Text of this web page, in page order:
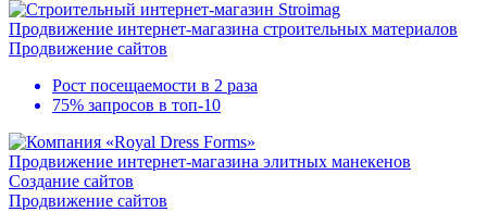
Продвижение интернет-магазина строительных материалов
Продвижение сайтов
Рост посещаемости в 2 раза
75% запросов в топ-10
Продвижение интернет-магазина элитных манекенов
Создание сайтов
Продвижение сайтов